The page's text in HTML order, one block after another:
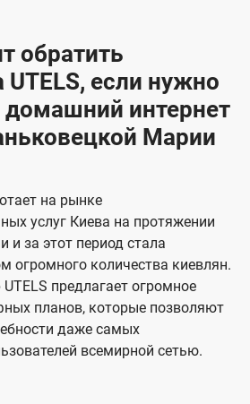
обратить
если нужно
интернет
Марии
на рынке
услуг Киева на протяжении
и за этот период стала
огромного количества киевлян.
предлагает огромное
планов, которые позволяют
даже самых
всемирной сетью.